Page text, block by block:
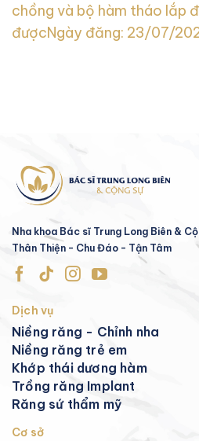
chồng và bộ hàm tháo lắp
đượcNgày đăng: 23/07/
Nha khoa Bác sĩ Trung Long Biên &
Thân Thiện - Chu Đáo - Tận Tâm
Dịch vụ
Niềng răng - Chỉnh nha
Niềng răng trẻ em
Khớp thái dương hàm
Trồng răng Implant
Răng sứ thẩm mỹ
Cơ sở